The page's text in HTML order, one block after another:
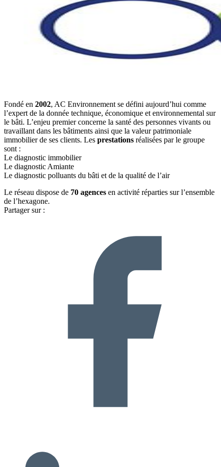
Fondé en 2002, AC Environnement se défini aujourd’hui comme
l’expert de la donnée technique, économique et environnemental sur
le bâti. L’enjeu premier concerne la santé des personnes vivants ou
travaillant dans les bâtiments ainsi que la valeur patrimoniale
immobilier de ses clients. Les prestations réalisées par le groupe
sont :
Le diagnostic immobilier
Le diagnostic Amiante
Le diagnostic polluants du bâti et de la qualité de l’air
Le réseau dispose de 70 agences en activité réparties sur l’ensemble
de l’hexagone.
Partager sur :